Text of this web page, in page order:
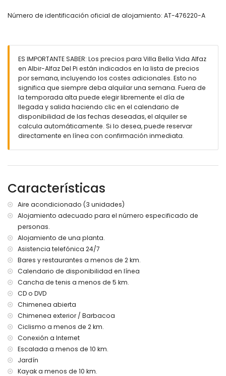
Exterior de la villa
jardín con grava, árboles y muebles de jardín con
tumbonas
3 terrazas, de las cuales 1 está cubierta
cocina exterior y barbacoa
ducha exterior
zona de estar exterior y zona de comedor exterior
plaza de aparcamiento privada cubierta
Más información
pueblo más cercano: Alfaz del Pi (a menos de 2 kilómetros
kilómetros de la villa)
kilómetros de la villa)
puerto más cercano: Puerto Altea (a menos de 5 kilómetros
de la villa)
parque más cercano: Parque Escandinavia (a menos de 2
kilómetros de la villa)
aeropuerto más cercano: Alicante (a menos de 100
kilómetros de la villa)
segundo aeropuerto más cercano: Valencia (> 100
kilómetros)
transporte público cercano: autobús a menos de 2
kilómetros
por favor, consulte si se permiten mascotas
Instalaciones y servicios incluidos en el precio del alquiler
de la villa
internet (WiFi)
aspiradora y plancha con tabla de planchar
ropa de cama y toallas
servicio de recepción y servicio de emergencia 24 horas
Número de identificación oficial de alojamiento: AT-476220-A
ES IMPORTANTE SABER: Los precios para Villa Bella Vida Alfaz
en Albir-Alfaz Del Pi están indicados en la lista de precios
por semana, incluyendo los costes adicionales. Esto no
significa que siempre deba alquilar una semana. Fuera de
la temporada alta puede elegir libremente el día de
llegada y salida haciendo clic en el calendario de
disponibilidad de las fechas deseadas, el alquiler se
calcula automáticamente. Si lo desea, puede reservar
directamente en línea con confirmación inmediata.
Características
Aire acondicionado (3 unidades)
Alojamiento adecuado para el número especificado de
personas.
Alojamiento de una planta.
Asistencia telefónica 24/7
Bares y restaurantes a menos de 2 km.
Calendario de disponibilidad en línea
Cancha de tenis a menos de 5 km.
CD o DVD
Chimenea abierta
Chimenea exterior / Barbacoa
Ciclismo a menos de 2 km.
Conexión a Internet
Escalada a menos de 10 km.
Jardín
Kayak a menos de 10 km.